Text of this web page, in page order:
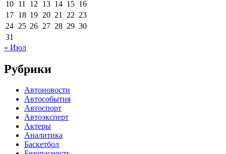
10 11 12 13 14 15 16
17 18 19 20 21 22 23
24 25 26 27 28 29 30
31
« Июл
Рубрики
Автоновости
Автособытия
Автоспорт
Автоэксперт
Актеры
Аналитика
Баскетбол